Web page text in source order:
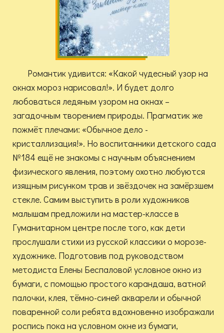
Романтик удивится: «Какой чудесный узор на
окнах мороз нарисовал!». И будет долго
любоваться ледяным узором на окнах –
загадочным творением природы. Прагматик же
пожмёт плечами: «Обычное дело -
кристаллизация!». Но воспитанники детского сада
№184 ещё не знакомы с научным объяснением
физического явления, поэтому охотно любуются
изящным рисунком трав и звёздочек на замёрзшем
стекле. Самим выступить в роли художников
малышам предложили на мастер-классе в
Гуманитарном центре после того, как дети
прослушали стихи из русской классики о морозе-
художнике. Подготовив под руководством
методиста Елены Беспаловой условное окно из
бумаги, с помощью простого карандаша, ватной
палочки, клея, тёмно-синей акварели и обычной
поваренной соли ребята вдохновенно изображали
роспись пока на условном окне из бумаги,